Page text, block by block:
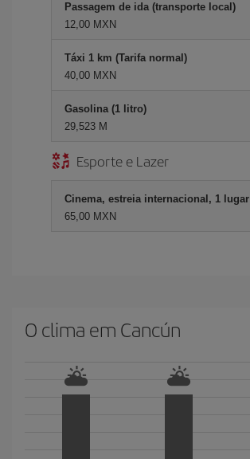
Passagem de ida (transporte local)
12,00 MXN
Táxi 1 km (Tarifa normal)
40,00 MXN
Gasolina (1 litro)
29,523 M
Esporte e Lazer
Cinema, estreia internacional, 1 lugar
65,00 MXN
O clima em Cancún